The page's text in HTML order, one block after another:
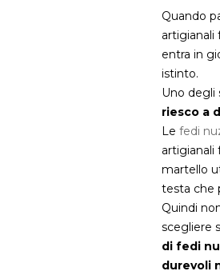
Quando
artigianali
entra in
istinto.
Uno degli
riesco a
Le fedi
artigianali
martello
testa che
Quindi
scegliere
di fedi
durevoli